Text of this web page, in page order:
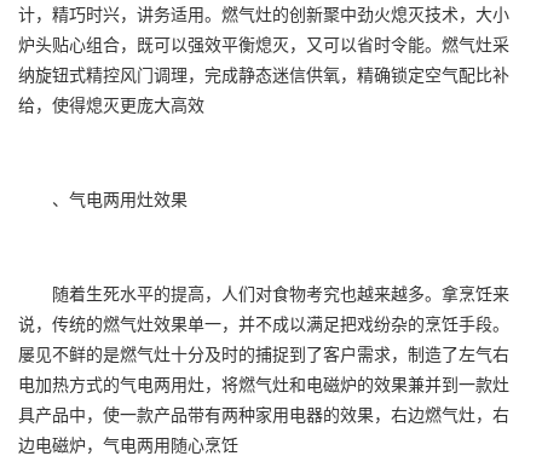
计，精巧时兴，讲务适用。燃气灶的创新聚中劲火熄灭技术，大小
炉头贴心组合，既可以强效平衡熄灭，又可以省时令能。燃气灶采
纳旋钮式精控风门调理，完成静态迷信供氧，精确锁定空气配比补
给，使得熄灭更庞大高效
、气电两用灶效果
随着生死水平的提高，人们对食物考究也越来越多。拿烹饪来
说，传统的燃气灶效果单一，并不成以满足把戏纷杂的烹饪手段。
屡见不鲜的是燃气灶十分及时的捕捉到了客户需求，制造了左气右
电加热方式的气电两用灶，将燃气灶和电磁炉的效果兼并到一款灶
具产品中，使一款产品带有两种家用电器的效果，右边燃气灶，右
边电磁炉，气电两用随心烹饪